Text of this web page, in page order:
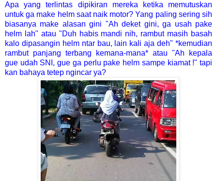
Apa yang terlintas dipikiran mereka ketika memutuskan
untuk ga make helm saat naik motor? Yang paling sering sih
biasanya make alasan gini "Ah deket gini, ga usah pake
helm lah" atau "Duh habis mandi nih, rambut masih basah
kalo dipasangin helm ntar bau, lain kali aja deh" *kemudian
rambut panjang terbang kemana-mana* atau "Ah kepala
gue udah SNI, gue ga perlu pake helm sampe kiamat !" tapi
kan bahaya tetep ngincar ya?